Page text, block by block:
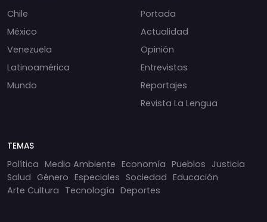
Chile
México
Venezuela
Latinoamérica
Mundo
Portada
Actualidad
Opinión
Entrevistas
Reportajes
Revista La Lengua
TEMAS
Política Medio Ambiente Economía Pueblos Justicia
Salud Género Especiales Sociedad Educación
Arte Cultura Tecnología Deportes